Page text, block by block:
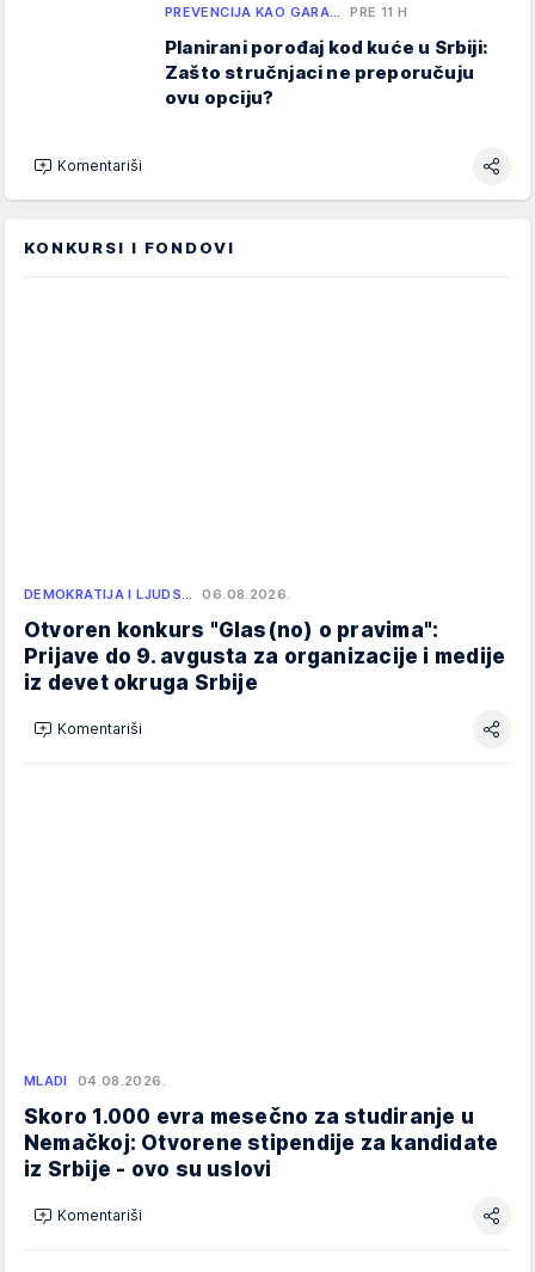
PREVENCIJA KAO GARA… PRE 11 H
Planirani porođaj kod kuće u Srbiji:
Zašto stručnjaci ne preporučuju
ovu opciju?
Komentariši
KONKURSI I FONDOVI
DEMOKRATIJA I LJUDS… 06.08.2026.
Otvoren konkurs "Glas(no) o pravima":
Prijave do 9. avgusta za organizacije i medije
iz devet okruga Srbije
Komentariši
MLADI 04.08.2026.
Skoro 1.000 evra mesečno za studiranje u
Nemačkoj: Otvorene stipendije za kandidate
iz Srbije - ovo su uslovi
Komentariši